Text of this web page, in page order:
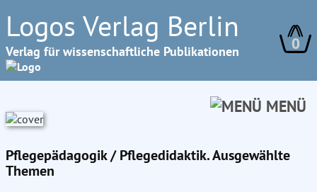
Logos Verlag Berlin
Verlag für wissenschaftliche Publikationen 0
MENÜ
Pflegepädagogik / Pflegedidaktik. Ausgewählte
Themen